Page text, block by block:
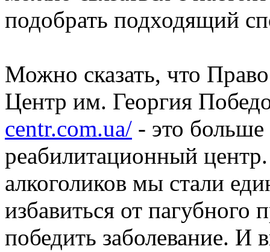
подобрать подходящий
Можно сказать, что
Центр им. Георгия
centr.com.ua/ - это
реабилитационный
алкоголиков мы стали
избавиться от пагубного
победить заболевание. И